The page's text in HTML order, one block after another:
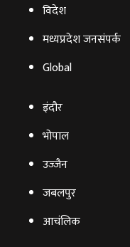
विदेश
मध्यप्रदेश जनसंपर्क
Global
इंदौर
भोपाल
उज्‍जैन
जबलपुर
आचंलिक